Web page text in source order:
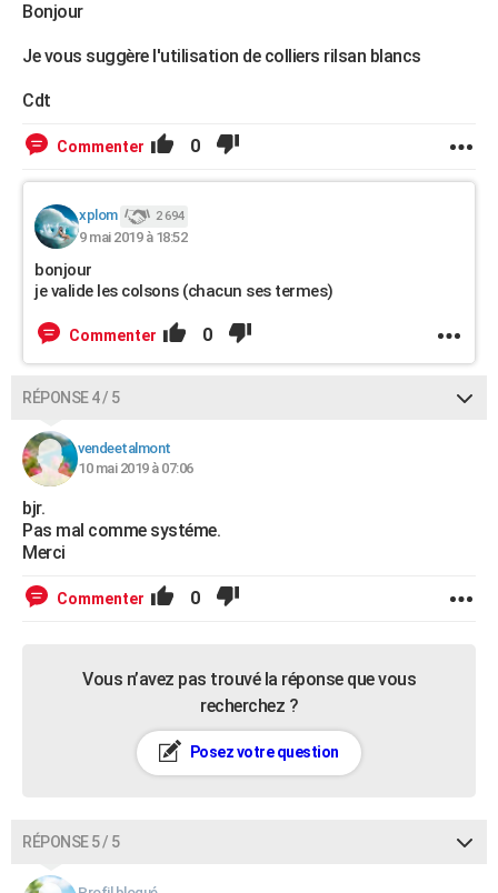
Bonjour
Je vous suggère l'utilisation de colliers rilsan blancs
Cdt
Commenter 0
xplom 2 694
9 mai 2019 à 18:52
bonjour
je valide les colsons (chacun ses termes)
Commenter 0
RÉPONSE 4 / 5
vendeetalmont
10 mai 2019 à 07:06
bjr.
Pas mal comme systéme.
Merci
Commenter 0
Vous n’avez pas trouvé la réponse que vous
recherchez ?
Posez votre question
RÉPONSE 5 / 5